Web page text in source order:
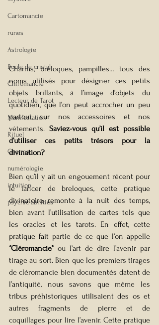
Cartomancie
runes
Astrologie
Boule de cristal
Chiromancie
Lecteur de Tarot
Manifestation
Rituel
Charms
numérologie
intuition
psychic abilities
Charms, breloques, pampilles… tous des
noms utilisés pour désigner ces petits
objets brillants, à l’image d’objets du
quotidien, que l’on peut accrocher un peu
partout sur nos accessoires et nos
vêtements. Saviez-vous qu’il est possible
d’utiliser ces petits trésors pour la
divination?
Bien qu’il y ait un engouement récent pour
le lancer de breloques, cette pratique
divinatoire remonte à la nuit des temps,
bien avant l’utilisation de cartes tels que
les oracles et les tarots. En effet, cette
pratique fait partie de ce que l’on appelle
‘’Cléromancie’’ ou l’art de dire l’avenir par
tirage au sort. Bien que les premiers tirages
de cléromancie bien documentés datent de
l’antiquité, nous savons que même les
tribus préhistoriques utilisaient des os et
autres fragments de pierre et de
coquillages pour lire l’avenir. Cette pratique